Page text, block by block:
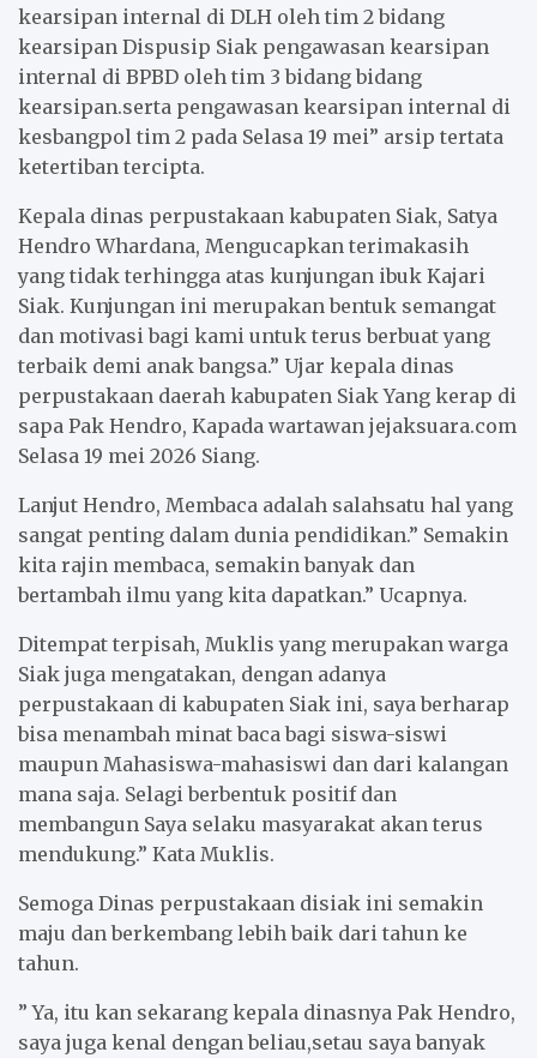
o
k
r
p
p
kearsipan internal di DLH oleh tim 2 bidang
kearsipan Dispusip Siak pengawasan kearsipan
internal di BPBD oleh tim 3 bidang bidang
kearsipan.serta pengawasan kearsipan internal di
kesbangpol tim 2 pada Selasa 19 mei” arsip tertata
ketertiban tercipta.
Kepala dinas perpustakaan kabupaten Siak, Satya
Hendro Whardana, Mengucapkan terimakasih
yang tidak terhingga atas kunjungan ibuk Kajari
Siak. Kunjungan ini merupakan bentuk semangat
dan motivasi bagi kami untuk terus berbuat yang
terbaik demi anak bangsa.” Ujar kepala dinas
perpustakaan daerah kabupaten Siak Yang kerap di
sapa Pak Hendro, Kapada wartawan jejaksuara.com
Selasa 19 mei 2026 Siang.
Lanjut Hendro, Membaca adalah salahsatu hal yang
sangat penting dalam dunia pendidikan.” Semakin
kita rajin membaca, semakin banyak dan
bertambah ilmu yang kita dapatkan.” Ucapnya.
Ditempat terpisah, Muklis yang merupakan warga
Siak juga mengatakan, dengan adanya
perpustakaan di kabupaten Siak ini, saya berharap
bisa menambah minat baca bagi siswa-siswi
maupun Mahasiswa-mahasiswi dan dari kalangan
mana saja. Selagi berbentuk positif dan
membangun Saya selaku masyarakat akan terus
mendukung.” Kata Muklis.
Semoga Dinas perpustakaan disiak ini semakin
maju dan berkembang lebih baik dari tahun ke
tahun.
” Ya, itu kan sekarang kepala dinasnya Pak Hendro,
saya juga kenal dengan beliau,setau saya banyak